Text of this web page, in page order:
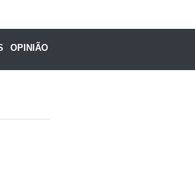
OPINIÃO